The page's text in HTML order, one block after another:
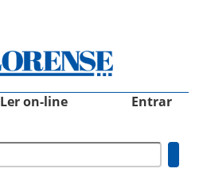
Ler on-line Entrar